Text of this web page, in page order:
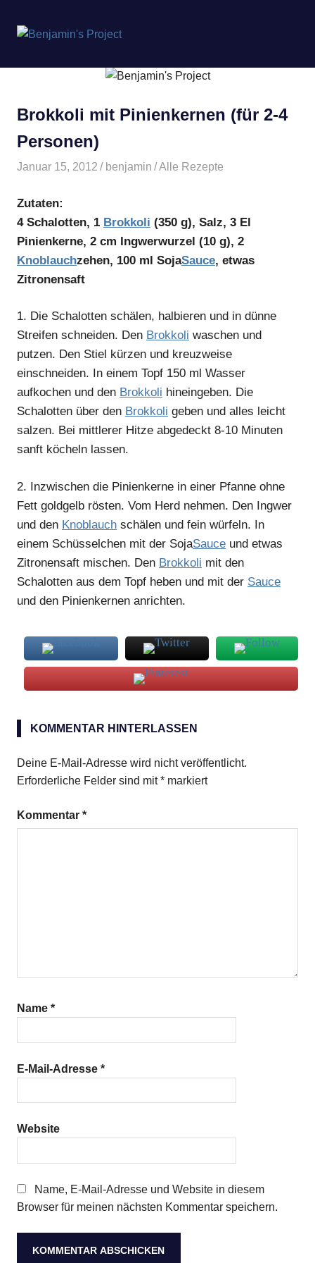
springen
Project
Brokkoli mit Pinienkernen (für 2-4
Personen)
Januar 15, 2012 benjamin Alle Rezepte
Zutaten:
4 Schalotten, 1 Brokkoli (350 g), Salz, 3 El
Pinienkerne, 2 cm Ingwerwurzel (10 g), 2
Knoblauchzehen, 100 ml SojaSauce, etwas
Zitronensaft
1. Die Schalotten schälen, halbieren und in dünne
Streifen schneiden. Den Brokkoli waschen und
putzen. Den Stiel kürzen und kreuzweise
einschneiden. In einem Topf 150 ml Wasser
aufkochen und den Brokkoli hineingeben. Die
Schalotten über den Brokkoli geben und alles leicht
salzen. Bei mittlerer Hitze abgedeckt 8-10 Minuten
sanft köcheln lassen.
2. Inzwischen die Pinienkerne in einer Pfanne ohne
Fett goldgelb rösten. Vom Herd nehmen. Den Ingwer
und den Knoblauch schälen und fein würfeln. In
einem Schüsselchen mit der SojaSauce und etwas
Zitronensaft mischen. Den Brokkoli mit den
Schalotten aus dem Topf heben und mit der Sauce
und den Pinienkernen anrichten.
Pinienkerne
KOMMENTAR HINTERLASSEN
Deine E-Mail-Adresse wird nicht veröffentlicht.
Erforderliche Felder sind mit* markiert
Kommentar *
Name *
E-Mail-Adresse *
Website
Name, E-Mail-Adresse und Website in diesem
Browser für meinen nächsten Kommentar speichern.